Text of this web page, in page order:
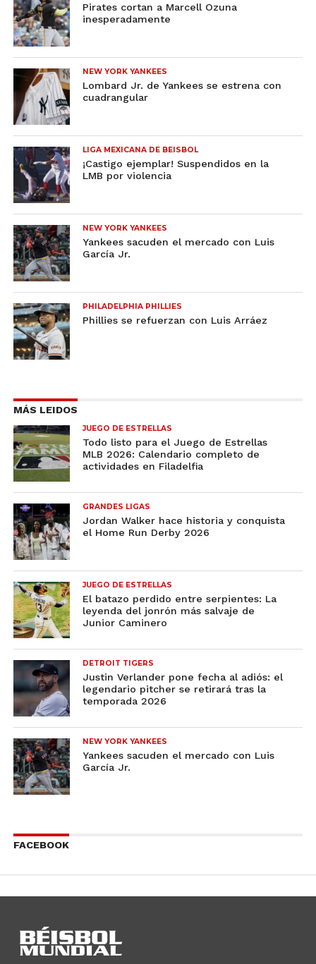
Pirates cortan a Marcell Ozuna
inesperadamente
NEW YORK YANKEES
Lombard Jr. de Yankees se estrena con
cuadrangular
LIGA MEXICANA DE BEISBOL
¡Castigo ejemplar! Suspendidos en la
LMB por violencia
NEW YORK YANKEES
Yankees sacuden el mercado con Luis
García Jr.
PHILADELPHIA PHILLIES
Phillies se refuerzan con Luis Arráez
MÁS LEIDOS
JUEGO DE ESTRELLAS
Todo listo para el Juego de Estrellas
MLB 2026: Calendario completo de
actividades en Filadelfia
GRANDES LIGAS
Jordan Walker hace historia y conquista
el Home Run Derby 2026
JUEGO DE ESTRELLAS
El batazo perdido entre serpientes: La
leyenda del jonrón más salvaje de
Junior Caminero
DETROIT TIGERS
Justin Verlander pone fecha al adiós: el
legendario pitcher se retirará tras la
temporada 2026
NEW YORK YANKEES
Yankees sacuden el mercado con Luis
García Jr.
FACEBOOK